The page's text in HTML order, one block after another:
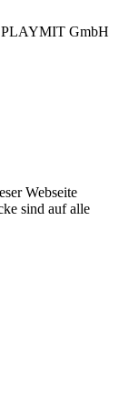
PLAYMIT GmbH
Webseite
sind auf alle